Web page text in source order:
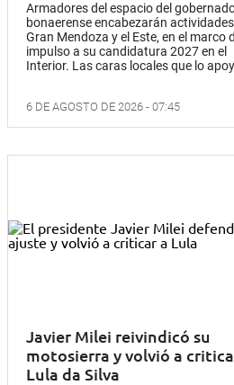
Armadores del espacio del
bonaerense encabezarán actividades
Gran Mendoza y el Este, en el marco
impulso a su candidatura 2027 en el
Interior. Las caras locales que lo
6 DE AGOSTO DE 2026 - 07:45
Javier Milei reivindicó su
motosierra y volvió a
Lula da Silva